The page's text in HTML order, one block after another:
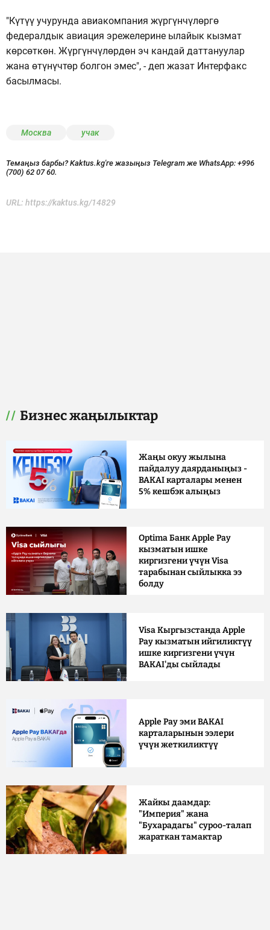
"Күтүү учурунда авиакомпания жүргүнчүлөргө
федералдык авиация эрежелерине ылайык кызмат
көрсөткөн. Жүргүнчүлөрдөн эч кандай даттануулар
жана өтүнүчтөр болгон эмес", - деп жазат Интерфакс
басылмасы.
Москва учак
Темаңыз барбы? Kaktus.kg'ге жазыңыз Telegram же WhatsApp: +996
(700) 62 07 60.
URL: https://kaktus.kg/14829
Бизнес жаңылыктар
Жаңы окуу жылына
пайдалуу даярданыңыз -
BAKAI карталары менен
5% кешбэк алыңыз
Optima Банк Apple Pay
кызматын ишке
киргизгени үчүн Visa
тарабынан сыйлыкка ээ
болду
Visa Кыргызстанда Apple
Pay кызматын ийгиликтүү
ишке киргизгени үчүн
BAKAI'ды сыйлады
Apple Pay эми BAKAI
карталарынын ээлери
үчүн жеткиликтүү
Жайкы даамдар:
"Империя" жана
"Бухарадагы" суроо-талап
жараткан тамактар